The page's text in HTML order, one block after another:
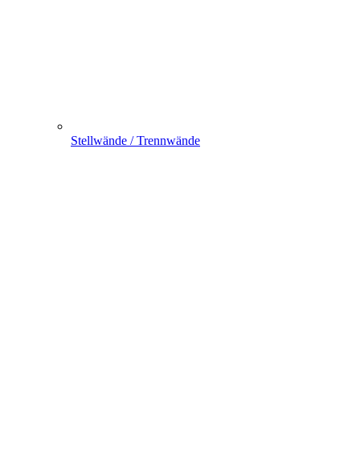
Stellwände / Trennwände